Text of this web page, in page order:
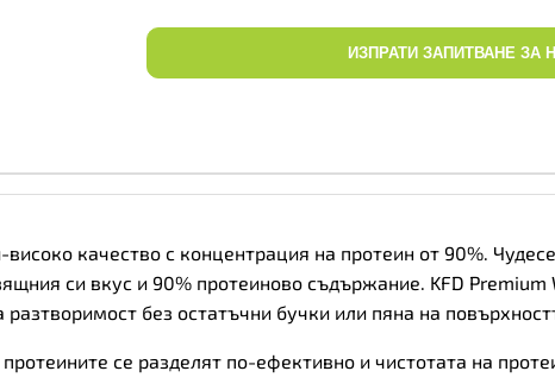
ИЗПРАТИ ЗАПИТВАНЕ ЗА
качество с концентрация на протеин от 90%.
си вкус и 90% протеиново съдържание. KFD Premium
без остатъчни бучки или пяна на
се разделят по-ефективно и чистотата на